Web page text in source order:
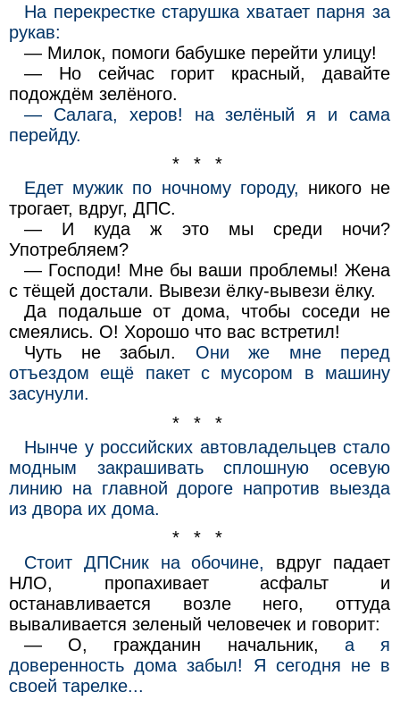
На перекрестке старушка хватает парня за
рукав:
— Милок, помоги бабушке перейти улицу!
— Но сейчас горит красный, давайте
подождём зелёного.
— Салага, херов! на зелёный я и сама
перейду.
* * *
Едет мужик по ночному городу, никого не
трогает, вдруг, ДПС.
— И куда ж это мы среди ночи?
Употребляем?
— Господи! Мне бы ваши проблемы! Жена
с тёщей достали. Вывези ёлку-вывези ёлку.
Да подальше от дома, чтобы соседи не
смеялись. О! Хорошо что вас встретил!
Чуть не забыл. Они же мне перед
отъездом ещё пакет с мусором в машину
засунули.
* * *
Нынче у российских автовладельцев стало
модным закрашивать сплошную осевую
линию на главной дороге напротив выезда
из двора их дома.
* * *
Стоит ДПСник на обочине,
вдруг падает
НЛО, пропахивает асфальт и
останавливается возле него, оттуда
вываливается зеленый человечек и говорит:
— О, гражданин начальник, а я
доверенность дома забыл! Я сегодня не в
своей тарелке...